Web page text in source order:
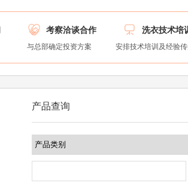
 考察洽谈合作
与总部确定投资方案
 洗衣技术培
安排技术培训及经验
产品查询